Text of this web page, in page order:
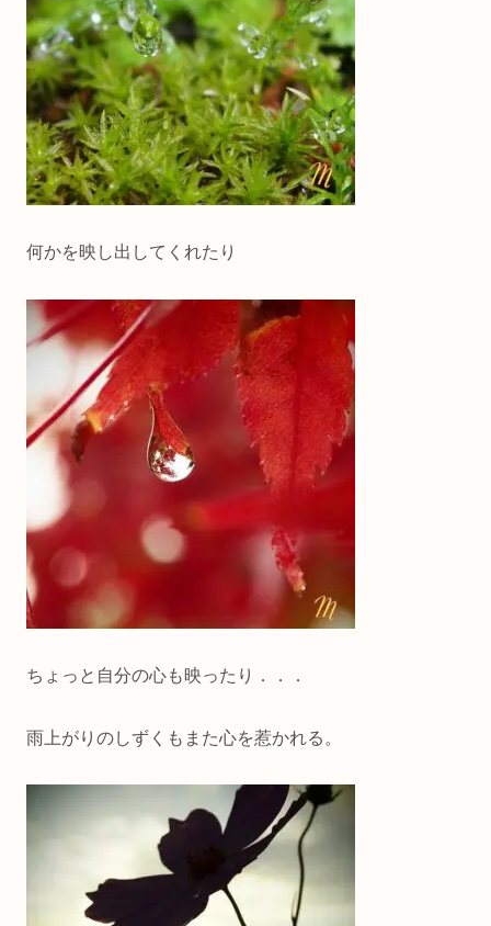
何かを映し出してくれたり
ちょっと自分の心も映ったり．．．
雨上がりのしずくもまた心を惹かれる。